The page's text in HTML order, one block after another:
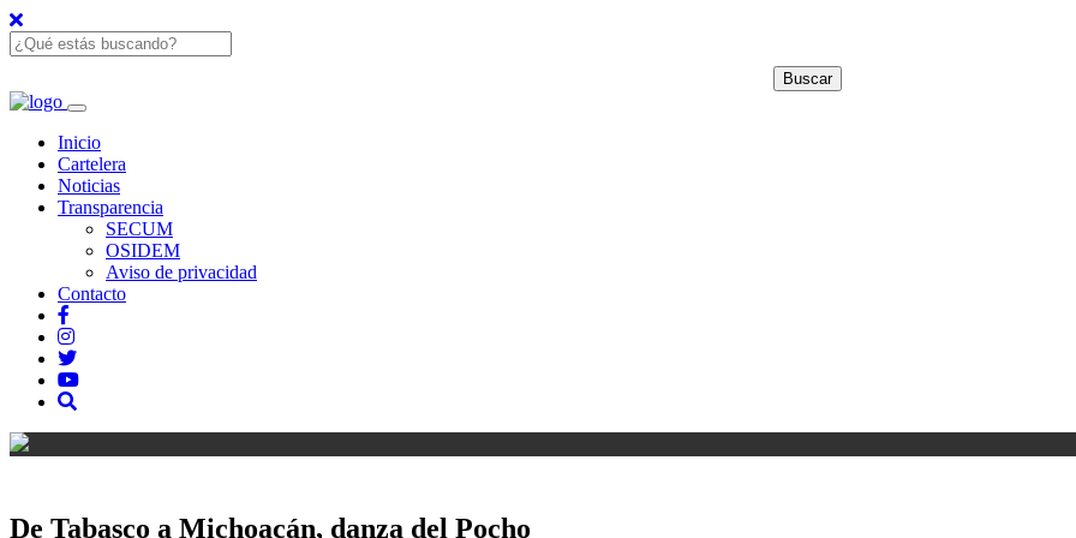
Inicio
Cartelera
Noticias
Transparencia
SECUM
OSIDEM
Aviso de privacidad
Contacto
De Tabasco a Michoacán, danza del Pocho